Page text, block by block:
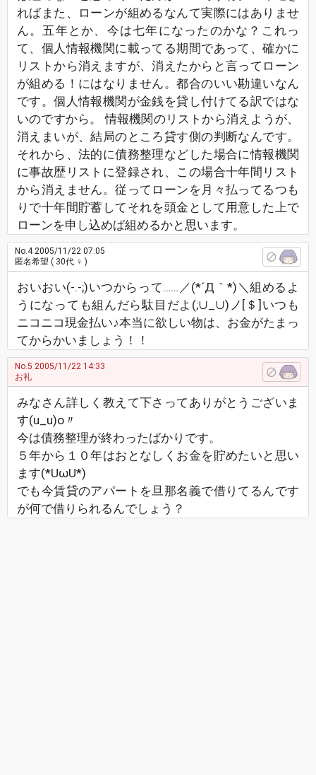
ればまた、ローンが組めるなんて実際にはありませ
ん。五年とか、今は七年になったのかな？これっ
て、個人情報機関に載ってる期間であって、確かに
リストから消えますが、消えたからと言ってローン
が組める！にはなりません。都合のいい勘違いなん
です。個人情報機関が金銭を貸し付けてる訳ではな
いのですから。 情報機関のリストから消えようが、
消えまいが、結局のところ貸す側の判断なんです。
それから、法的に債務整理などした場合に情報機関
に事故歴リストに登録され、この場合十年間リスト
から消えません。従ってローンを月々払ってるつも
りで十年間貯蓄してそれを頭金として用意した上で
ローンを申し込めば組めるかと思います。
No.42005/11/22 07:05
匿名希望 ( 30代 ♀ )
おいおい(-.-;)いつからって……／(*´Д｀*)＼組めるよ
うになっても組んだら駄目だよ(;∪_∪)ノ[＄]いつも
ニコニコ現金払い♪本当に欲しい物は、お金がたまっ
てからかいましょう！！
No.5 2005/11/22 14:33
お礼
みなさん詳しく教えて下さってありがとうございま
す(u_u)o〃
今は債務整理が終わったばかりです。
５年から１０年はおとなしくお金を貯めたいと思い
ます(*UωU*)
でも今賃貸のアパートを旦那名義で借りてるんです
が何で借りられるんでしょう？